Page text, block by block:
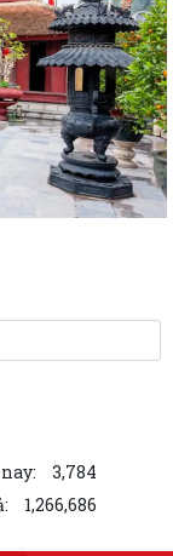
Phí Gia
Trưởng thôn
Trưởng thôn
công tác đo đạc, lập
xã dịch vụ nông
Kim Thành tuần 1
3,784
1,266,686